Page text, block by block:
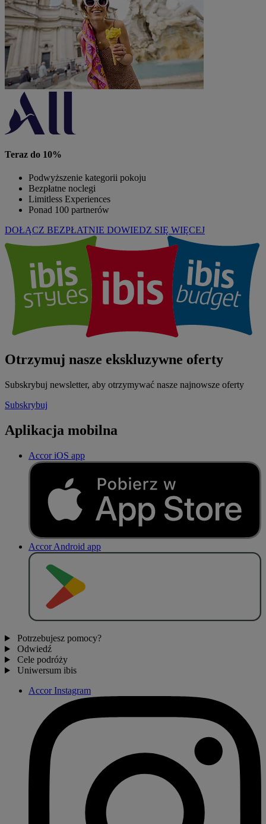
Teraz do 10%
Podwyższenie kategorii pokoju
Bezpłatne noclegi
Limitless Experiences
Ponad 100 partnerów
DOŁĄCZ BEZPŁATNIE DOWIEDZ SIĘ WIĘCEJ
Otrzymuj nasze ekskluzywne oferty
Subskrybuj newsletter, aby otrzymywać nasze najnowsze oferty
Subskrybuj
Aplikacja mobilna
Accor iOS app
Accor Android app
Potrzebujesz pomocy?
Odwiedź
Cele podróży
Uniwersum ibis
Accor Instagram